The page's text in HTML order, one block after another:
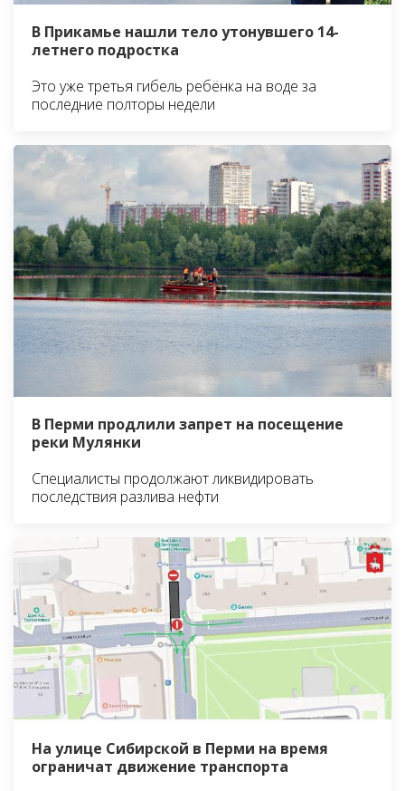
В Прикамье нашли тело утонувшего 14-
летнего подростка
Это уже третья гибель ребёнка на воде за
последние полторы недели
В Перми продлили запрет на посещение
реки Мулянки
Специалисты продолжают ликвидировать
последствия разлива нефти
На улице Сибирской в Перми на время
ограничат движение транспорта